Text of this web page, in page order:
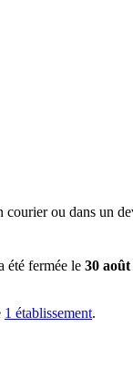
ou dans un
été fermée le 30 août
1 établissement.